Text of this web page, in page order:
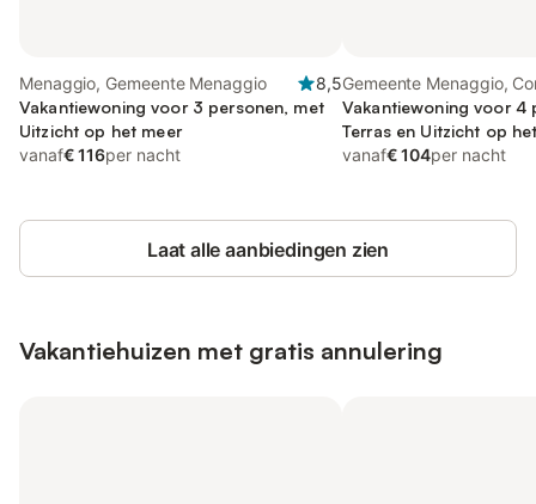
Menaggio, Gemeente Menaggio
8,5
Vakantiewoning voor 3 personen, met
Uitzicht op het meer
vanaf€ 116per nacht
Gemeente Menaggio,
Vakantiewoning voor 4
Terras en Uitzicht op
vanaf€ 104per nacht
Laat alle aanbiedingen zien
Vakantiehuizen met gratis annulering